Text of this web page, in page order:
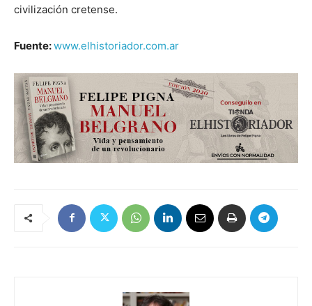
civilización cretense.
Fuente:www.elhistoriador.com.ar